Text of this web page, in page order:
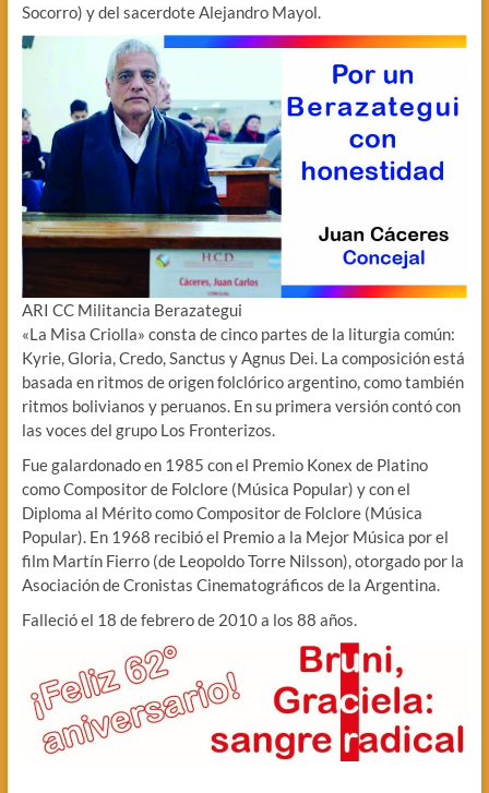
Socorro) y del sacerdote Alejandro Mayol.
ARI CC Militancia Berazategui
«La Misa Criolla» consta de cinco partes de la liturgia común:
Kyrie, Gloria, Credo, Sanctus y Agnus Dei. La composición está
basada en ritmos de origen folclórico argentino, como también
ritmos bolivianos y peruanos. En su primera versión contó con
las voces del grupo Los Fronterizos.
Fue galardonado en 1985 con el Premio Konex de Platino
como Compositor de Folclore (Música Popular) y con el
Diploma al Mérito como Compositor de Folclore (Música
Popular). En 1968 recibió el Premio a la Mejor Música por el
film Martín Fierro (de Leopoldo Torre Nilsson), otorgado por la
Asociación de Cronistas Cinematográficos de la Argentina.
Falleció el 18 de febrero de 2010 a los 88 años.